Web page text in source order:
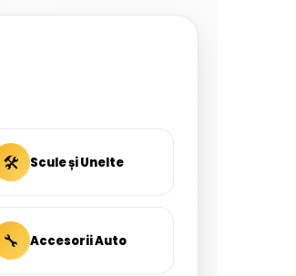
🛠 Scule și Unelte
🔧 Accesorii Auto